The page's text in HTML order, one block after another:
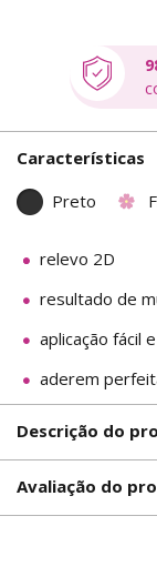
Características
Preto
relevo 2D
resultado de
aplicação fácil
aderem
Descrição do
Avaliação do